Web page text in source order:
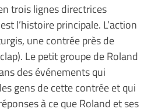
trois lignes directrices
l’histoire principale. L’action
une contrée près de
Le petit groupe de Roland
des événements qui
gens de cette contrée et qui
à ce que Roland et ses